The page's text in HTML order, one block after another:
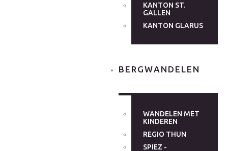
KANTON ST.
GALLEN
KANTON GLARUS
BERGWANDELEN
WANDELEN MET
KINDEREN
REGIO THUN
SPIEZ -